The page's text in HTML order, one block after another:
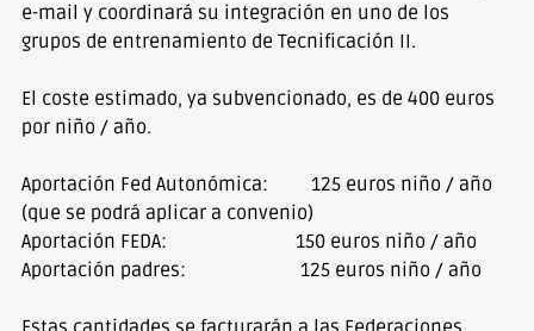
e-mail y coordinará su integración en uno de los
grupos de entrenamiento de Tecnificación II.
El coste estimado, ya subvencionado, es de 400 euros
por niño / año.
Aportación Fed Autonómica: 125 euros niño / año
(que se podrá aplicar a convenio)
Aportación FEDA: 150 euros niño / año
Aportación padres: 125 euros niño / año